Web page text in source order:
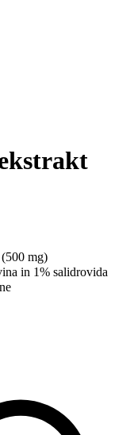
mg)
in 1% salidrovida